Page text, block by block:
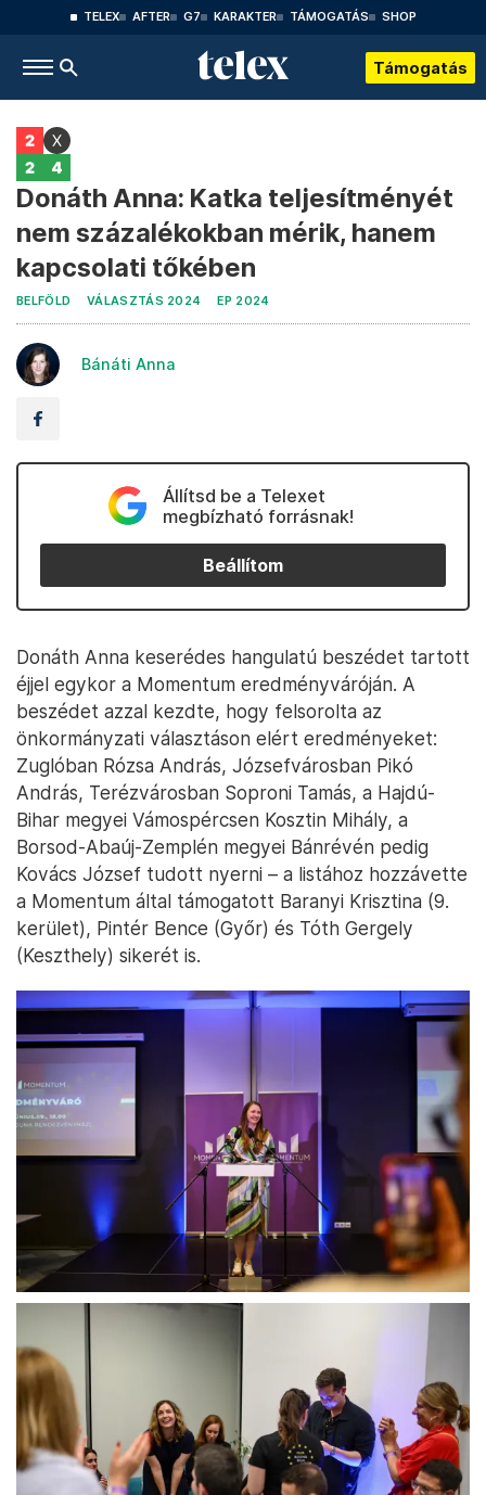
TELEX AFTER G7 KARAKTER TÁMOGATÁS SHOP
Támogatás
Donáth Anna: Katka teljesítményét
nem százalékokban mérik, hanem
kapcsolati tőkében
BELFÖLD VÁLASZTÁS 2024 EP 2024
Bánáti Anna
Állítsd be a Telexet
megbízható forrásnak!
Beállítom
Donáth Anna keserédes hangulatú beszédet tartott
éjjel egykor a Momentum eredményváróján. A
beszédet azzal kezdte, hogy felsorolta az
önkormányzati választáson elért eredményeket:
Zuglóban Rózsa András, Józsefvárosban Pikó
András, Terézvárosban Soproni Tamás, a Hajdú-
Bihar megyei Vámospércsen Kosztin Mihály, a
Borsod-Abaúj-Zemplén megyei Bánrévén pedig
Kovács József tudott nyerni – a listához hozzávette
a Momentum által támogatott Baranyi Krisztina (9.
kerület), Pintér Bence (Győr) és Tóth Gergely
(Keszthely) sikerét is.